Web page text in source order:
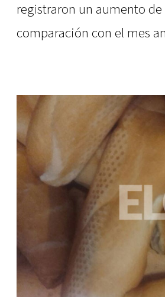
registraron un aumento
comparación con el mes